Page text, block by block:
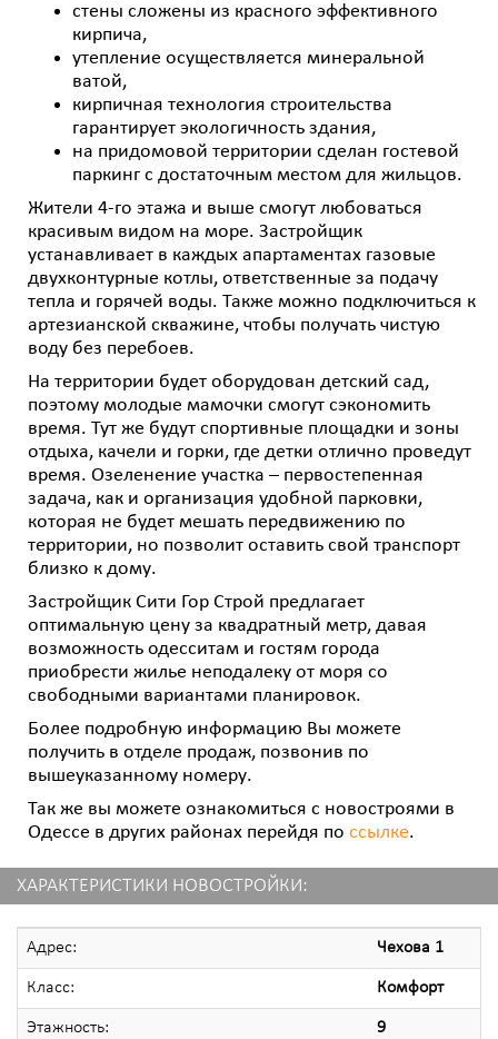
стены сложены из красного эффективного
кирпича,
утепление осуществляется минеральной
ватой,
кирпичная технология строительства
гарантирует экологичность здания,
на придомовой территории сделан гостевой
паркинг с достаточным местом для жильцов.
Жители 4-го этажа и выше смогут любоваться
красивым видом на море. Застройщик
устанавливает в каждых апартаментах газовые
двухконтурные котлы, ответственные за подачу
тепла и горячей воды. Также можно подключиться к
артезианской скважине, чтобы получать чистую
воду без перебоев.
На территории будет оборудован детский сад,
поэтому молодые мамочки смогут сэкономить
время. Тут же будут спортивные площадки и зоны
отдыха, качели и горки, где детки отлично проведут
время. Озеленение участка – первостепенная
задача, как и организация удобной парковки,
которая не будет мешать передвижению по
территории, но позволит оставить свой транспорт
близко к дому.
Застройщик Сити Гор Строй предлагает
оптимальную цену за квадратный метр, давая
возможность одесситам и гостям города
приобрести жилье неподалеку от моря со
свободными вариантами планировок.
Более подробную информацию Вы можете
получить в отделе продаж, позвонив по
вышеуказанному номеру.
Так же вы можете ознакомиться с новостроями в
Одессе в других районах перейдя по ссылке.
ХАРАКТЕРИСТИКИ НОВОСТРОЙКИ:
Адрес: Чехова 1
Класс: Комфорт
Этажность: 9